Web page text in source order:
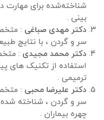
شناخته‌شده برای مهارت
بینی .
دکتر مهدی صباغی :
سر و گردن ، با نتایج
دکتر محمد مجیدی :
استفاده از تکنیک های
ترمیمی .
دکتر علیرضا محبی :
سر و گردن ، شناخته شده
چهره بیماران .